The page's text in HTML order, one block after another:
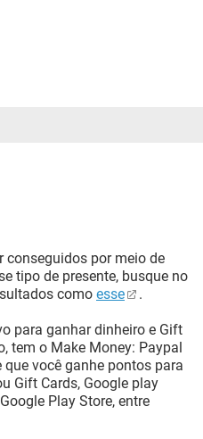
conseguidos por meio de
tipo de presente, busque no
como esse .
para ganhar dinheiro e Gift
tem o Make Money: Paypal
você ganhe pontos para
Gift Cards, Google play
Play Store, entre